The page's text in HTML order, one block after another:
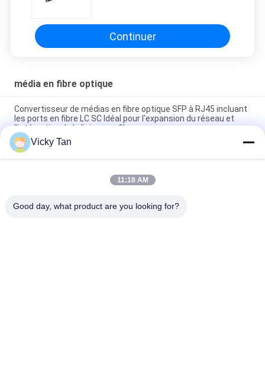
Continuer
média en fibre optique
Convertisseur de médias en fibre optique SFP à RJ45 incluant
les ports en fibre LC SC Idéal pour l'expansion du réseau et
l'intégration de la liaison en fibre
Convertisseur de média fibre optique typiquement 90mm X
70mm X 25mm SFP vers RJ45, longueur d'onde 850 nm,
Vicky Tan
11:18 AM
Good day, what product are you looking for?